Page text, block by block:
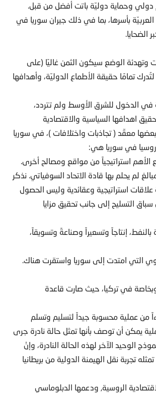
وحماية دوليّة باتت أفضل من قبل.
بأسرها، بما في ذلك جيران سوريا في
الضحايا.
وتهدئة الوضع سيكون الثمن غاليًا (على
تمامًا حقيقة الأطماع الدوليّة، وأهدافها
في الدخول للشرق الأوسط ولم تتردد،
اهدافها السياسية والاقتصادية
بعضها معقّد ( تجاذبات واختلافات )، في سوريا
روسيا في سوريا هي:
الأهم استراتيجياً من مواقع ومصالح أخرى.
لم يحلم بها قادة الاتحاد السوفياتي. نذكر
استراتيجية وعقائدية وليس الحصول
التسليح إلى جانب تحقيق مزايا
إنتاجاً وتسعيراً وصناعةً وتسويقاً،
التي امتدت إلى سوريا واستقرت هناك.
في تركيا، حيث صارت قاعدة
من عملية محسوبة جيداً لتسليم وتسلم
يمكن أن توصف بأنها تمثل حالة نادرة جرى
الوحيد الآخر لهذه الحالة النادرة، وإنْ
تجربة نقل الهيمنة الدولية من بريطانيا
الروسية, ودعمها الدبلوماسي